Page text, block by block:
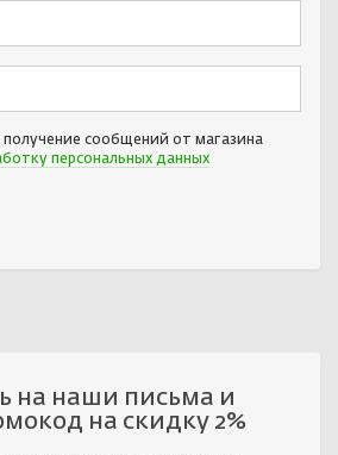
получение сообщений от магазина
персональных данных
на наши письма и
на скидку 2%